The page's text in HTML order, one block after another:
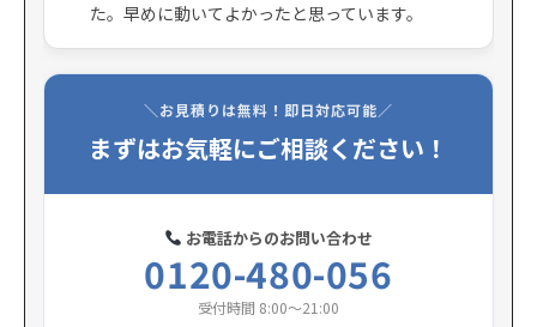
た。早めに動いてよかったと思っています。
＼お見積りは無料！即日対応可能／
まずはお気軽にご相談ください！
お電話からのお問い合わせ
0120-480-056
受付時間 8:00〜21:00